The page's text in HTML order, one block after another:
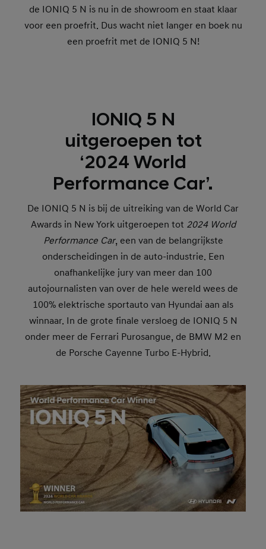
de IONIQ 5 N is nu in de showroom en staat klaar
voor een proefrit. Dus wacht niet langer en boek nu
een proefrit met de IONIQ 5 N!
IONIQ 5 N
uitgeroepen tot
‘2024 World
Performance Car’.
De IONIQ 5 N is bij de uitreiking van de World Car
Awards in New York uitgeroepen tot 2024 World
Performance Car, een van de belangrijkste
onderscheidingen in de auto-industrie. Een
onafhankelijke jury van meer dan 100
autojournalisten van over de hele wereld wees de
100% elektrische sportauto van Hyundai aan als
winnaar. In de grote finale versloeg de IONIQ 5 N
onder meer de Ferrari Purosangue, de BMW M2 en
de Porsche Cayenne Turbo E-Hybrid.